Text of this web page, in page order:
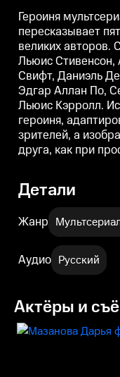
Дюма, Льюис Кэрролл.
которая рассказывает
адаптированы для самых
маленьких зрителей, а
изображения на экране
сменяют друг друга, как
просмотре диафильмов.
Героиня
пересказывает
великих
Льюис
Свифт, Даниэль
Эдгар Аллан По,
Льюис Кэрролл.
героиня,
зрителей, а
друга, как при
Детали
Жанр
Аудио Русский
Актёры и